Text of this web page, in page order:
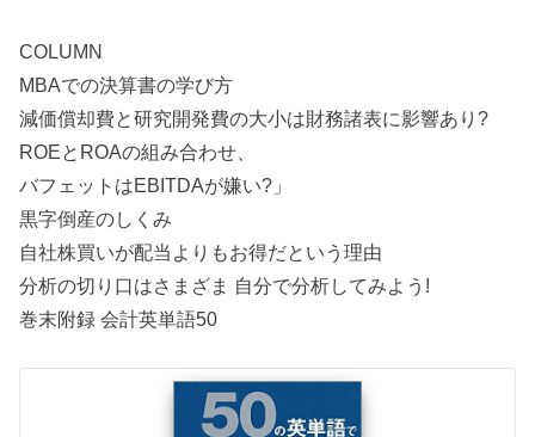
COLUMN
MBAでの決算書の学び方
減価償却費と研究開発費の大小は財務諸表に影響あり?
ROEとROAの組み合わせ、
バフェットはEBITDAが嫌い?」
黒字倒産のしくみ
自社株買いが配当よりもお得だという理由
分析の切り口はさまざま 自分で分析してみよう!
巻末附録 会計英単語50